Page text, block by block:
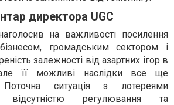
директора UGC
на важливості посилення
громадським сектором і
залежності від азартних ігор в
її можливі наслідки все ще
Поточна ситуація з лотереями
відсутністю регулювання та